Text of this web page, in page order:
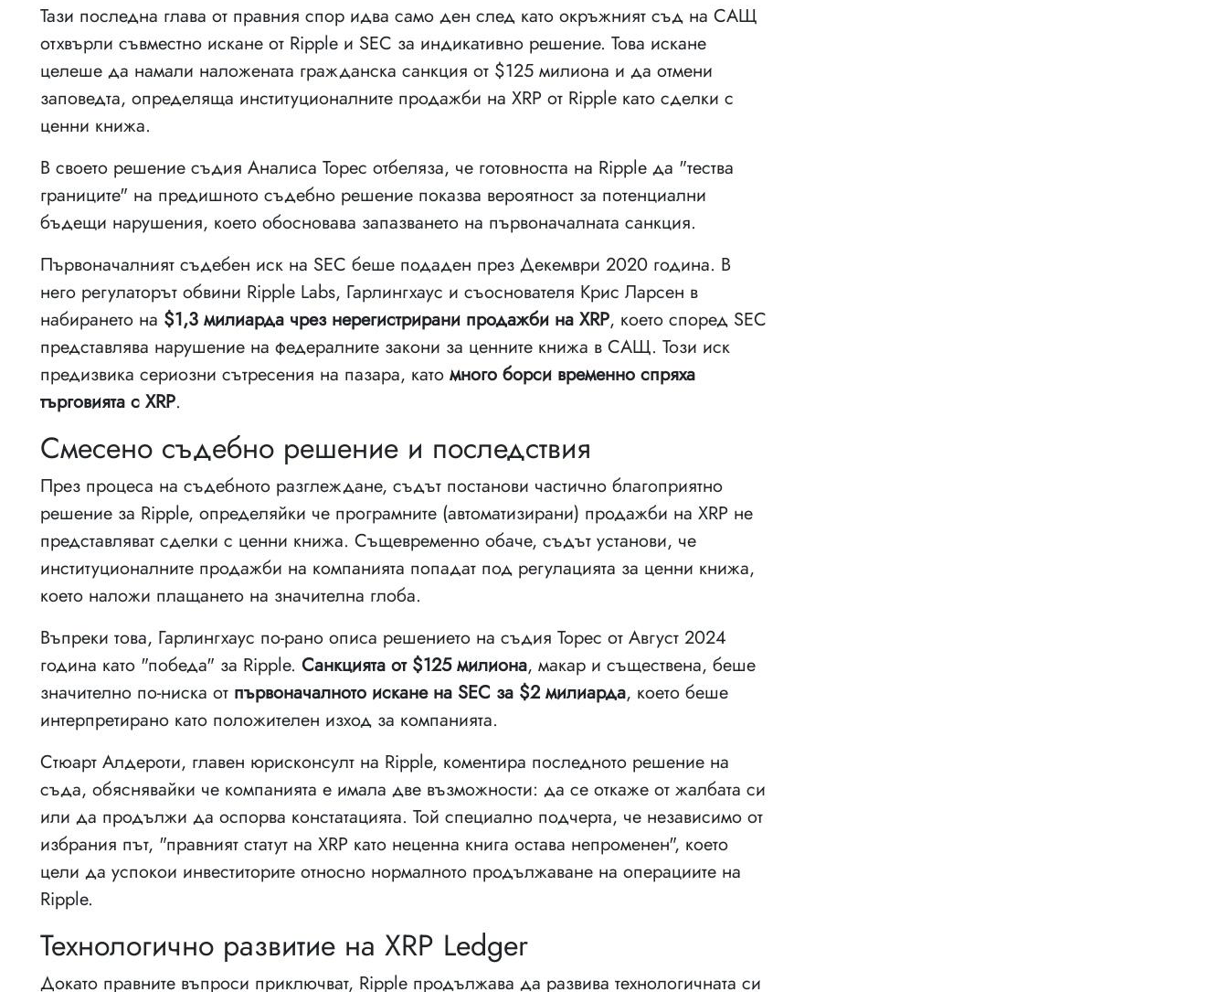
Тази последна глава от правния спор идва само ден след като окръжният съд на САЩ
отхвърли съвместно искане от Ripple и SEC за индикативно решение. Това искане
целеше да намали наложената гражданска санкция от $125 милиона и да отмени
заповедта, определяща институционалните продажби на XRP от Ripple като сделки с
ценни книжа.
В своето решение съдия Аналиса Торес отбеляза, че готовността на Ripple да "тества
границите" на предишното съдебно решение показва вероятност за потенциални
бъдещи нарушения, което обосновава запазването на първоначалната санкция.
Първоначалният съдебен иск на SEC беше подаден през Декември 2020 година. В
него регулаторът обвини Ripple Labs, Гарлингхаус и съоснователя Крис Ларсен в
набирането на $1,3 милиарда чрез нерегистрирани продажби на XRP, което според SEC
представлява нарушение на федералните закони за ценните книжа в САЩ. Този иск
предизвика сериозни сътресения на пазара, като много борси временно спряха
търговията с XRP.
Смесено съдебно решение и последствия
През процеса на съдебното разглеждане, съдът постанови частично благоприятно
решение за Ripple, определяйки че програмните (автоматизирани) продажби на XRP не
представляват сделки с ценни книжа. Същевременно обаче, съдът установи, че
институционалните продажби на компанията попадат под регулацията за ценни книжа,
което наложи плащането на значителна глоба.
Въпреки това, Гарлингхаус по-рано описа решението на съдия Торес от Август 2024
година като "победа" за Ripple. Санкцията от $125 милиона, макар и съществена, беше
значително по-ниска от първоначалното искане на SEC за $2 милиарда, което беше
интерпретирано като положителен изход за компанията.
Стюарт Алдероти, главен юрисконсулт на Ripple, коментира последното решение на
съда, обяснявайки че компанията е имала две възможности: да се откаже от жалбата си
или да продължи да оспорва констатацията. Той специално подчерта, че независимо от
избрания път, "правният статут на XRP като неценна книга остава непроменен", което
цели да успокои инвеститорите относно нормалното продължаване на операциите на
Ripple.
Технологично развитие на XRP Ledger
Докато правните въпроси приключват, Ripple продължава да развива технологичната си